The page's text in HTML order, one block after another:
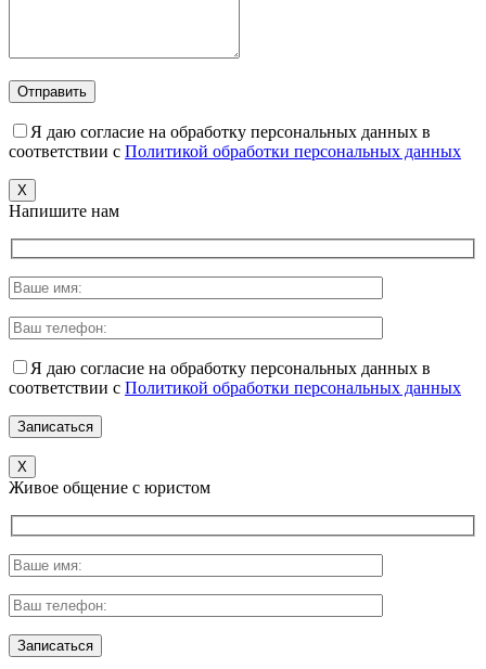
Я даю согласие на обработку персональных данных в
соответствии с Политикой обработки персональных данных
X
Напишите нам
Я даю согласие на обработку персональных данных в
соответствии с Политикой обработки персональных данных
X
Живое общение с юристом